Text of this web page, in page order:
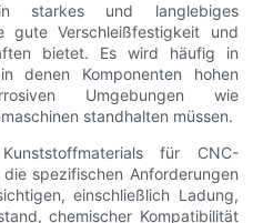
und langlebiges
gute Verschleißfestigkeit und
bietet. Es wird häufig in
denen Komponenten hohen
Umgebungen wie
standhalten müssen.
für CNC-
spezifischen Anforderungen
einschließlich Ladung,
chemischer Kompatibilität